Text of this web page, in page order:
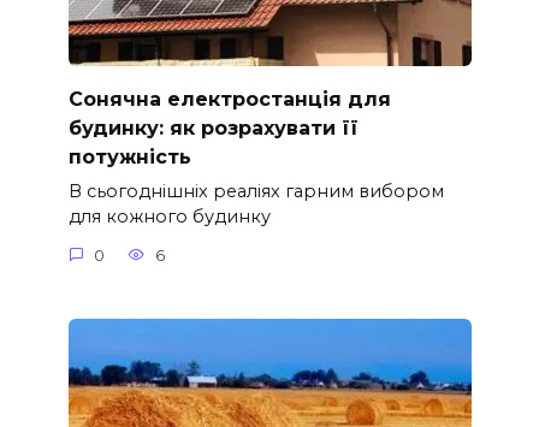
Сонячна електростанція для
будинку: як розрахувати її
потужність
В сьогоднішніх реаліях гарним вибором
для кожного будинку
0 6